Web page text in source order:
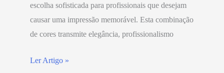
escolha sofisticada para profissionais que desejam
causar uma impressão memorável. Esta combinação
de cores transmite elegância, profissionalismo
Ler Artigo »